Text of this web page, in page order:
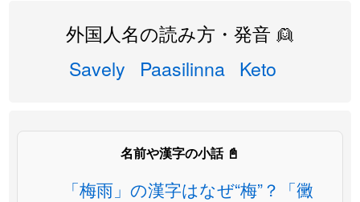
外国人名の読み方・発音 👱
Savely
Paasilinna Keto
名前や漢字の小話 📓
「梅雨」の漢字はなぜ“梅”？「黴